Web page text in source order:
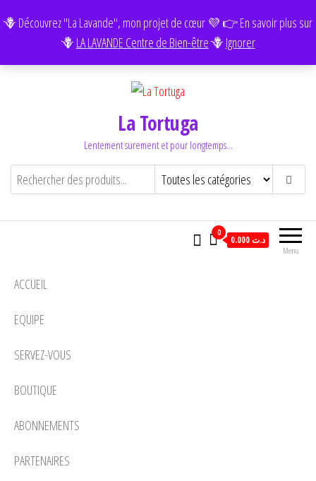
🪻 Découvrez "La Lavande", mon projet de cœur 💜 👉 En savoir plus sur
🪻 LA LAVANDE Centre de Bien-être🪻 Ignorer
La Tortuga
Lentement surement et pour longtemps…
Menu
0
0.000 د.ت
ACCUEIL
EQUIPE
SERVEZ-VOUS
BOUTIQUE
ABONNEMENTS
PARTENAIRES